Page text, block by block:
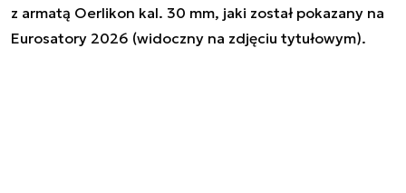
z armatą Oerlikon kal. 30 mm, jaki został pokazany na
Eurosatory 2026 (widoczny na zdjęciu tytułowym).